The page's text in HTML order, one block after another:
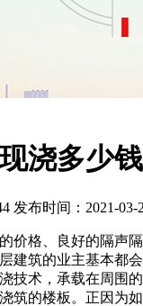
浇多少钱
发布时间：2021-03-
价格、良好的隔声
建筑的业主基本都
技术，承载在周围
筑的楼板。正因为